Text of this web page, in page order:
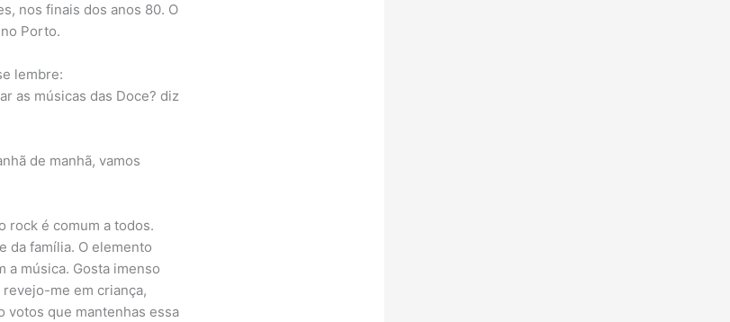
nos finais dos anos 80. O
Porto.
lembre:
as músicas das Doce? diz
de manhã, vamos
rock é comum a todos.
da família. O elemento
a música. Gosta imenso
revejo-me em criança,
votos que mantenhas essa